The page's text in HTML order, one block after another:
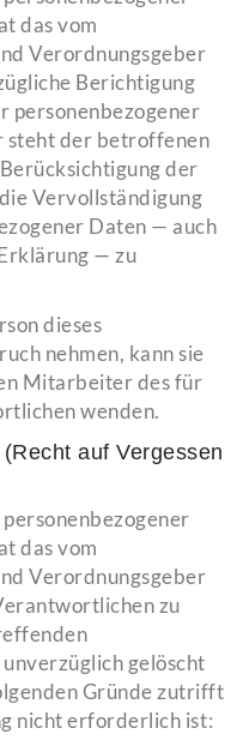
das vom
Verordnungsgeber
Berichtigung
personenbezogener
steht der betroffenen
der
Vervollständigung
Daten — auch
— zu
dieses
nehmen, kann sie
Mitarbeiter des für
wenden.
auf Vergessen
das vom
Verordnungsgeber
zu
gelöscht
Gründe zutrifft
nicht erforderlich ist: